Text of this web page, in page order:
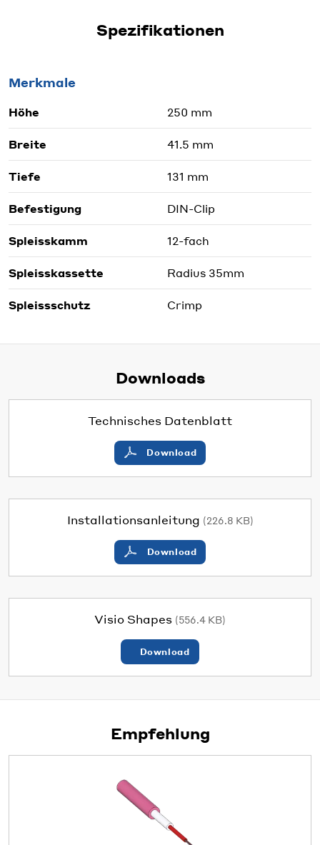
Spezifikationen
Merkmale
Höhe 250 mm
Breite 41.5 mm
Tiefe 131 mm
Befestigung DIN-Clip
Spleisskamm 12-fach
Spleisskassette Radius 35mm
Spleissschutz Crimp
Downloads
Technisches Datenblatt
Download
Installationsanleitung (226.8 KB)
Download
Visio Shapes (556.4 KB)
Download
Empfehlung